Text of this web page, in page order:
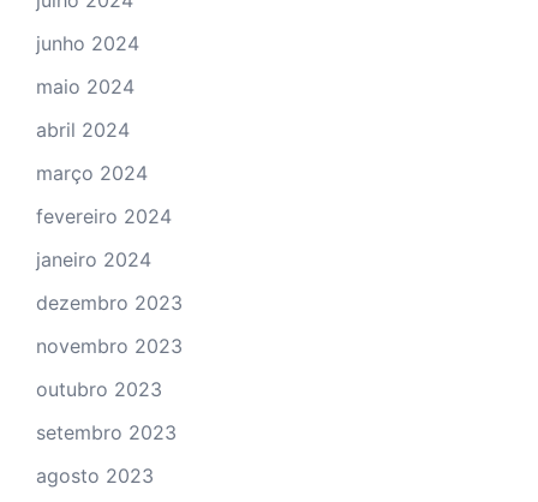
junho 2024
maio 2024
abril 2024
março 2024
fevereiro 2024
janeiro 2024
dezembro 2023
novembro 2023
outubro 2023
setembro 2023
agosto 2023